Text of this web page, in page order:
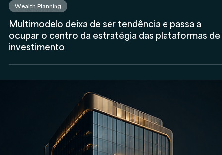
Anderson Timm
19 de jun.
Conheça as estratégias por trás dos principais
compradores nos M&As do mercado financeiro